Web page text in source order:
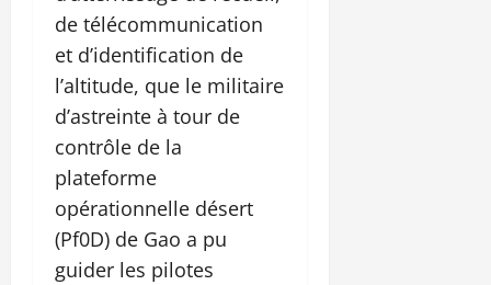
de télécommunication
et d’identification de
l’altitude, que le militaire
d’astreinte à tour de
contrôle de la
plateforme
opérationnelle désert
(Pf0D) de Gao a pu
guider les pilotes